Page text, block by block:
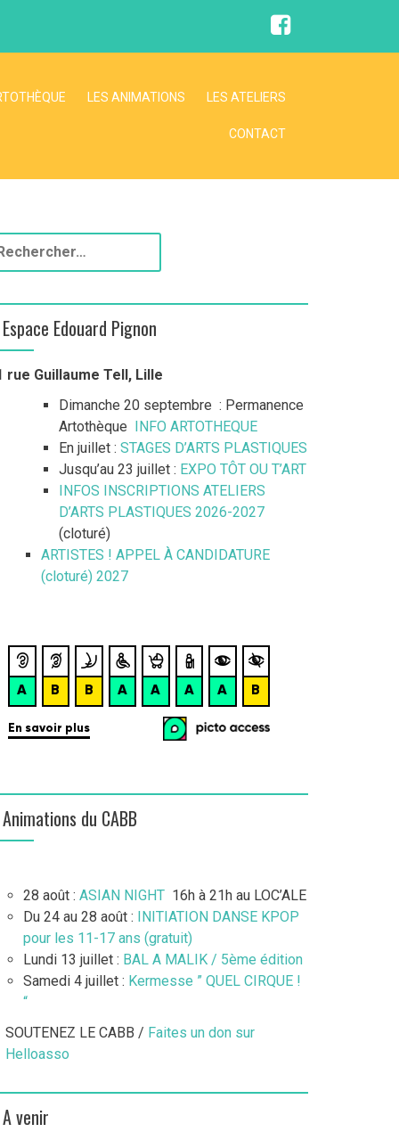
F
a
LES ANIMATIONS LES ATELIERS
CONTACT
Espace Edouard Pignon
rue Guillaume Tell, Lille
Dimanche 20 septembre : Permanence
Artothèque INFO ARTOTHEQUE
En juillet : STAGES D’ARTS PLASTIQUES
Jusqu’au 23 juillet : EXPO TÔT OU T’ART
INFOS INSCRIPTIONS ATELIERS
D’ARTS PLASTIQUES 2026-2027
(cloturé)
ARTISTES ! APPEL À CANDIDATURE
(cloturé) 2027
Animations du CABB
28 août : ASIAN NIGHT 16h à 21h au LOC’ALE
Du 24 au 28 août : INITIATION DANSE KPOP
pour les 11-17 ans (gratuit)
Lundi 13 juillet : BAL A MALIK / 5ème édition
Samedi 4 juillet : Kermesse ” QUEL CIRQUE !
“
SOUTENEZ LE CABB / Faites un don sur
Helloasso
A venir